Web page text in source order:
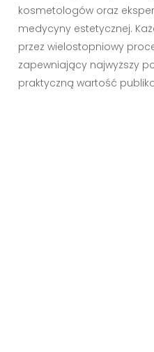
kosmetologów oraz
medycyny estetycznej.
przez wielostopniowy
zapewniający najwyższy
praktyczną wartość